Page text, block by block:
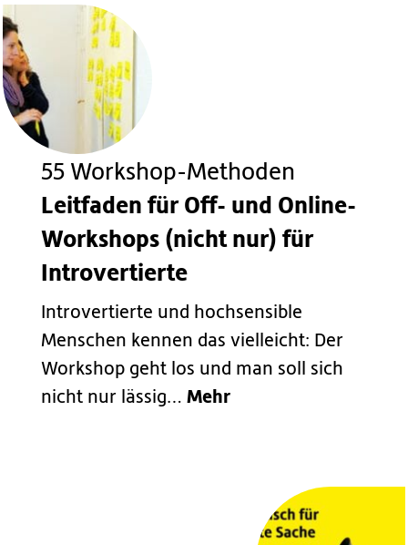
55 Workshop-Methoden
Leitfaden für Off- und Online-
Workshops (nicht nur) für
Introvertierte
Introvertierte und hochsensible
Menschen kennen das vielleicht: Der
Workshop geht los und man soll sich
nicht nur lässig… Mehr